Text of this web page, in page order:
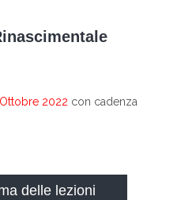
2022 con cadenza
delle lezioni